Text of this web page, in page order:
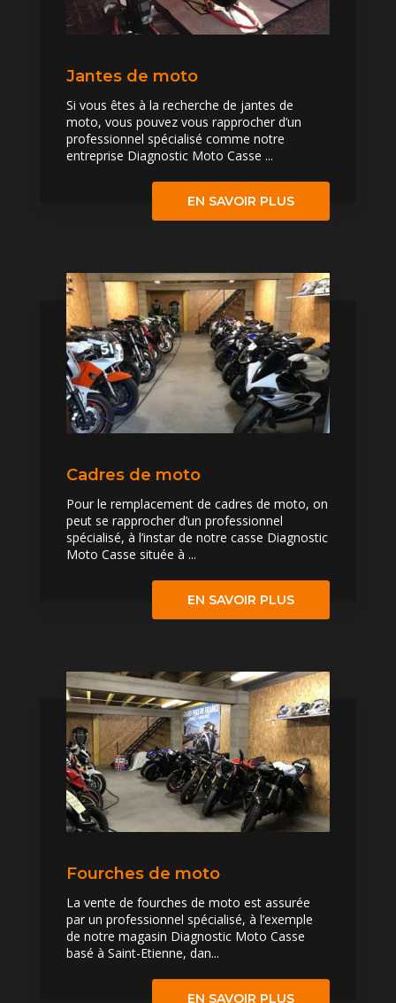
Jantes de moto
Si vous êtes à la recherche de jantes de
moto, vous pouvez vous rapprocher d’un
professionnel spécialisé comme notre
entreprise Diagnostic Moto Casse ...
EN SAVOIR PLUS
Cadres de moto
Pour le remplacement de cadres de moto, on
peut se rapprocher d’un professionnel
spécialisé, à l’instar de notre casse Diagnostic
Moto Casse située à ...
EN SAVOIR PLUS
Fourches de moto
La vente de fourches de moto est assurée
par un professionnel spécialisé, à l’exemple
de notre magasin Diagnostic Moto Casse
basé à Saint-Etienne, dan...
EN SAVOIR PLUS